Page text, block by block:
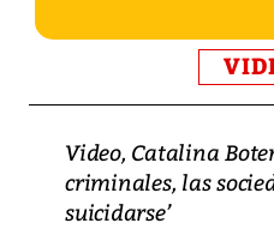
Video, Catalina
criminales, las
suicidarse’